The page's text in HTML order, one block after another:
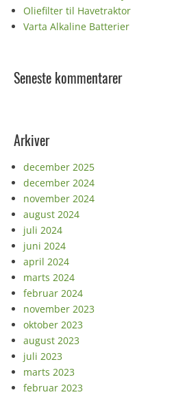
Oliefilter til Havetraktor
Varta Alkaline Batterier
Seneste kommentarer
Arkiver
december 2025
december 2024
november 2024
august 2024
juli 2024
juni 2024
april 2024
marts 2024
februar 2024
november 2023
oktober 2023
august 2023
juli 2023
marts 2023
februar 2023